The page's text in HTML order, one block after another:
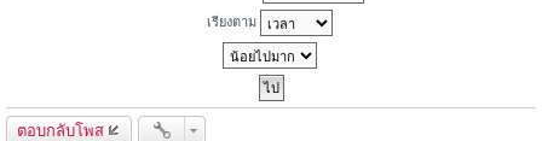
เรียงตาม
ตอบกลับโพส